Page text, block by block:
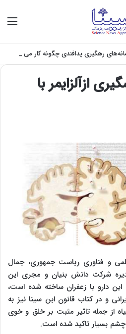
موشک‌های بالستیک و سامانه‌های رهگیری پدافندی چگونه کار می کنند؟
ازآلزایمر با
و فناوری ریاست جمهوری، جمال
شرکت دانش بنیان و مجری این
این دارو با زعفران ساخته شده است،
و در کتاب قانون ابن سینا نیز به
از جمله تاثیر مثبت بر خلق و خوی
چشم بسیار تاکید شده است.